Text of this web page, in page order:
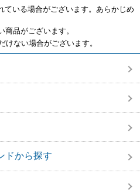
いる場合がございます。あらかじめ
品がございます。
ない場合がございます。
ドから探す